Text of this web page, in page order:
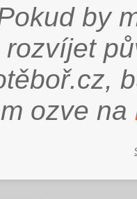
by
rozvíjet
ozve na